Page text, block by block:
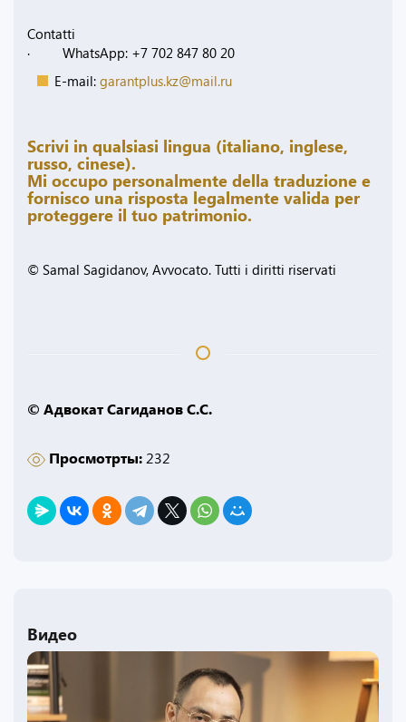
Contatti
· WhatsApp: +7 702 847 80 20
E-mail: garantplus.kz@mail.ru
Scrivi in qualsiasi lingua (italiano, inglese,
russo, cinese).
Mi occupo personalmente della traduzione e
fornisco una risposta legalmente valida per
proteggere il tuo patrimonio.
© Samal Sagidanov, Avvocato. Tutti i diritti riservati
© Адвокат Сагиданов С.С.
Просмотрты:232
Видео